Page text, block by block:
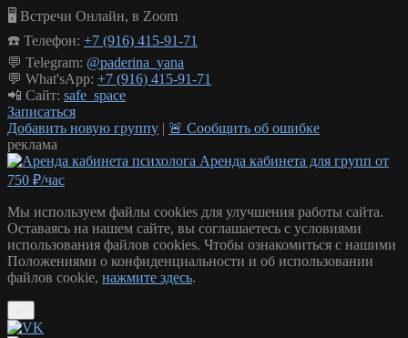
🖥️ Встречи Онлайн, в Zoom
☎️ Телефон: +7 (916) 415-91-71
💬 Telegram: @paderina_yana
💬 What'sApp: +7 (916) 415-91-71
📲 Сайт: safe_space
Записаться
Добавить новую группу
🚨 Сообщить об ошибке
реклама
Аренда кабинета для групп от
750 ₽/час
Мы используем файлы cookies для улучшения работы сайта.
Оставаясь на нашем сайте, вы соглашаетесь с условиями
использования файлов cookies. Чтобы ознакомиться с нашими
Положениями о конфиденциальности и об использовании
файлов cookie, нажмите здесь.